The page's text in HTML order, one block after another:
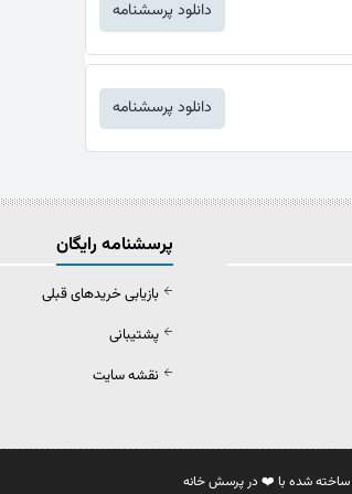
دانلود پرسشنامه
دانلود پرسشنامه
پرسشنامه رایگان
بازیابی خریدهای قبلی
پشتیبانی
نقشه سایت
ساخته شده با ❤️ در پرسش خانه